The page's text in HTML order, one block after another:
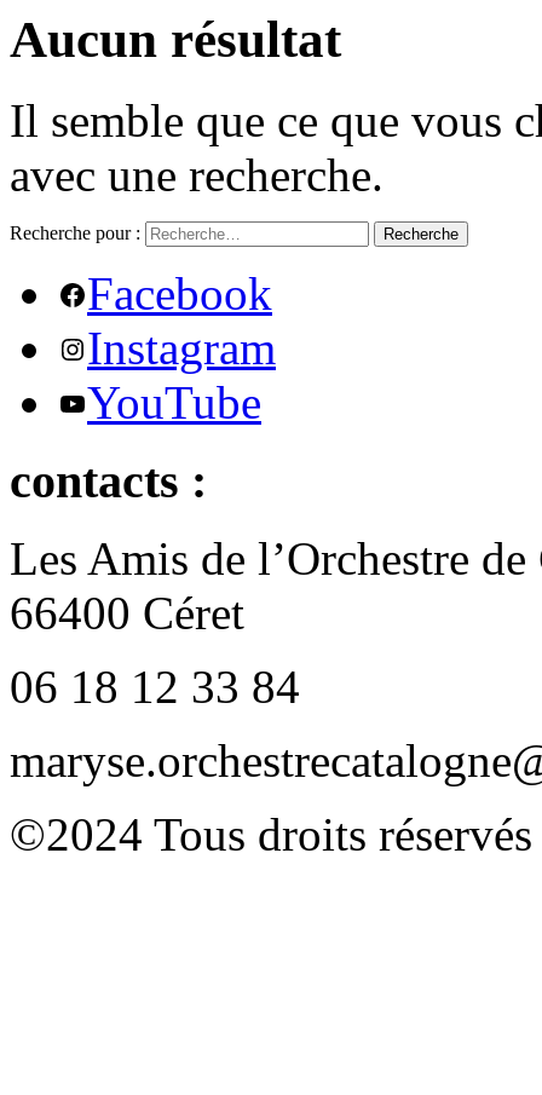
Aucun résultat
Il semble que ce que vous
avec une recherche.
Recherche pour : Recherche
Facebook
Instagram
YouTube
contacts :
Les Amis de l’Orchestre
66400 Céret
06 18 12 33 84
©2024 Tous droits